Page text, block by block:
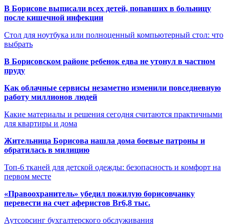
В Борисове выписали всех детей, попавших в больницу
после кишечной инфекции
Стол для ноутбука или полноценный компьютерный стол: что
выбрать
В Борисовском районе ребенок едва не утонул в частном
пруду
Как облачные сервисы незаметно изменили повседневную
работу миллионов людей
Какие материалы и решения сегодня считаются практичными
для квартиры и дома
Жительница Борисова нашла дома боевые патроны и
обратилась в милицию
Топ-6 тканей для детской одежды: безопасность и комфорт на
первом месте
«Правоохранитель» убедил пожилую борисовчанку
перевести на счет аферистов Br6,8 тыс.
Аутсорсинг бухгалтерского обслуживания